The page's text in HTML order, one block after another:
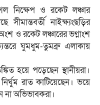
নিক্ষেপ ও রকেট লঞ্চার
নাইক্ষ্যংছড়ির
ও রকেট লঞ্চারের ভগ্নাংশ
ঘুমধুম-তুমব্রু এলাকায়
হয়ে পড়েছেন স্থানীয়রা।
রাত কাটিয়েছেন। ভয়ে
না অভিভাবকরা।